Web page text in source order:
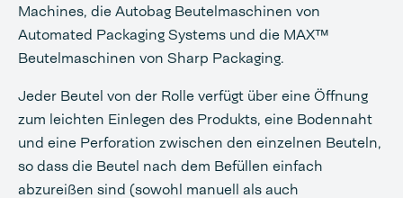
Machines, die Autobag Beutelmaschinen von
Automated Packaging Systems und die MAX™
Beutelmaschinen von Sharp Packaging.
Jeder Beutel von der Rolle verfügt über eine Öffnung
zum leichten Einlegen des Produkts, eine Bodennaht
und eine Perforation zwischen den einzelnen Beuteln,
so dass die Beutel nach dem Befüllen einfach
abzureißen sind (sowohl manuell als auch